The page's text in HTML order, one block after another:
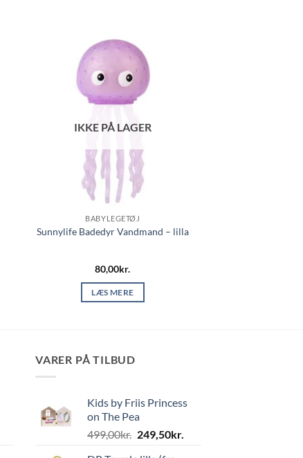
IKKE PÅ LAGER
BABYLEGETØJ
Sunnylife Badedyr Vandmand – lilla
80,00kr.
LÆS MERE
VARER PÅ TILBUD
Kids by Friis Princess
on The Pea
499,00kr. Den
249,50kr.